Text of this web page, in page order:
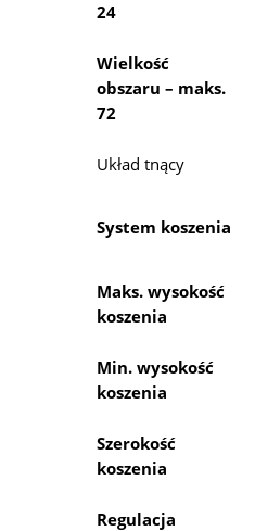
24
Wielkość
obszaru – maks.
72
Układ tnący
System koszenia
Maks. wysokość
koszenia
Min. wysokość
koszenia
Szerokość
koszenia
Regulacja